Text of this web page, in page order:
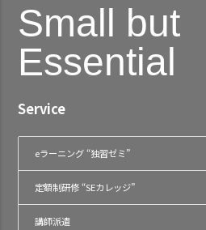
Small but
Essential
Service
eラーニング “独習ゼミ”
定額制研修 “SEカレッジ”
講師派遣